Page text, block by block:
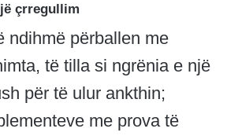
çrregullim
ndihmë përballen me
të tilla si ngrënia e një
për të ulur ankthin;
me prova të